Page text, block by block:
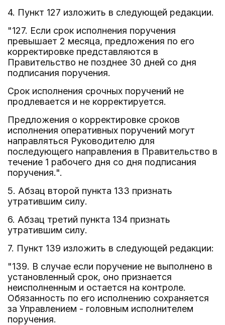
4. Пункт 127 изложить в следующей редакции.
"127. Если срок исполнения поручения
превышает 2 месяца, предложения по его
корректировке представляются в
Правительство не позднее 30 дней со дня
подписания поручения.
Срок исполнения срочных поручений не
продлевается и не корректируется.
Предложения о корректировке сроков
исполнения оперативных поручений могут
направляться Руководителю для
последующего направления в Правительство в
течение 1 рабочего дня со дня подписания
поручения.".
5. Абзац второй пункта 133 признать
утратившим силу.
6. Абзац третий пункта 134 признать
утратившим силу.
7. Пункт 139 изложить в следующей редакции:
"139. В случае если поручение не выполнено в
установленный срок, оно признается
неисполненным и остается на контроле.
Обязанность по его исполнению сохраняется
за Управлением - головным исполнителем
поручения.